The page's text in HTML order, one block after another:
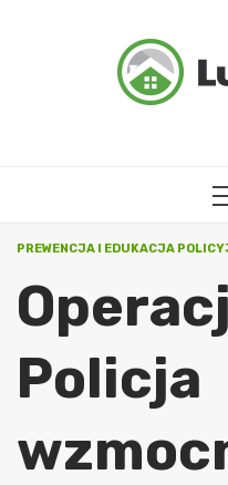
PREWENCJA I EDUKACJA
Policja